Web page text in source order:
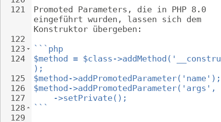
121
122
123
124
125
126
127
128
129
Promoted Parameters, die in PHP 8.0
eingeführt wurden, lassen sich dem
Konstruktor übergeben:
```php
$method = $class-
);
$method->addPromotedParameter('name');
$method-
->setPrivate();
```